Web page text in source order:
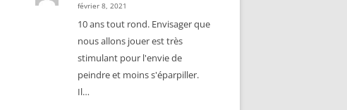
février 8, 2021
10 ans tout rond. Envisager que
nous allons jouer est très
stimulant pour l'envie de
peindre et moins s'éparpiller.
Il…